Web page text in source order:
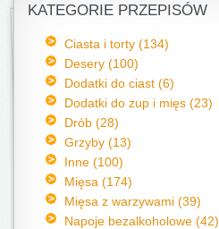
KATEGORIE PRZEPISÓW
Ciasta i torty (134)
Desery (100)
Dodatki do ciast (6)
Dodatki do zup i mięs (23)
Drób (28)
Grzyby (13)
Inne (100)
Mięsa (174)
Mięsa z warzywami (39)
Napoje bezalkoholowe (42)